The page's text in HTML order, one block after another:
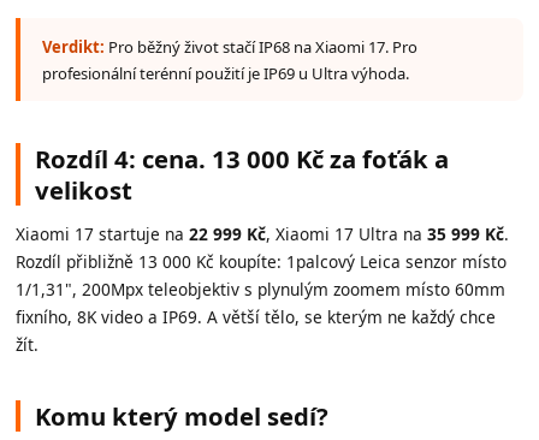
Verdikt: Pro běžný život stačí IP68 na Xiaomi 17. Pro
profesionální terénní použití je IP69 u Ultra výhoda.
Rozdíl 4: cena. 13 000 Kč za foťák a
velikost
Xiaomi 17 startuje na22 999 Kč, Xiaomi 17 Ultra na35 999 Kč.
Rozdíl přibližně 13 000 Kč koupíte: 1palcový Leica senzor místo
1/1,31", 200Mpx teleobjektiv s plynulým zoomem místo 60mm
fixního, 8K video a IP69. A větší tělo, se kterým ne každý chce
žít.
Komu který model sedí?